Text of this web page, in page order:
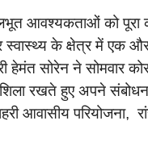
आवश्यकताओं को पूरा
के क्षेत्र में एक और
हेमंत सोरेन ने सोमवार
रखते हुए अपने
आवासीय परियोजना,